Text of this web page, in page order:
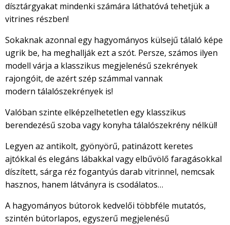
dísztárgyakat mindenki számára láthatóvá tehetjük a
vitrines részben!
Sokaknak azonnal egy hagyományos külsejű tálaló képe
ugrik be, ha meghallják ezt a szót. Persze, számos ilyen
modell várja a klasszikus megjelenésű szekrények
rajongóit, de azért szép számmal vannak
modern tálalószekrények is!
Valóban szinte elképzelhetetlen egy klasszikus
berendezésű szoba vagy konyha tálalószekrény nélkül!
Legyen az antikolt, gyönyörű, patinázott keretes
ajtókkal és elegáns lábakkal vagy elbűvölő faragásokkal
díszített, sárga réz fogantyús darab vitrinnel, nemcsak
hasznos, hanem látványra is csodálatos…
A hagyományos bútorok kedvelői többféle mutatós,
szintén bútorlapos, egyszerű megjelenésű